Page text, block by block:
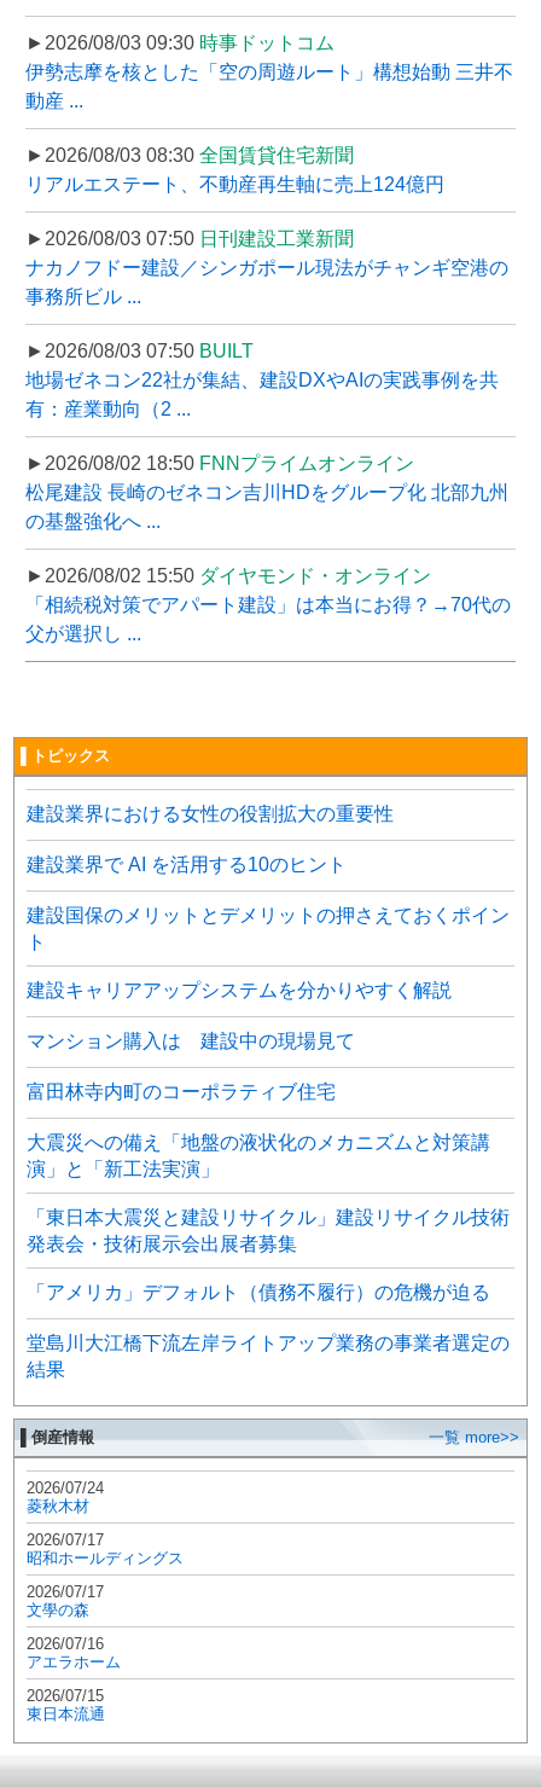
►2026/08/03 09:30 時事ドットコム
伊勢志摩を核とした「空の周遊ルート」構想始動 三井不
動産 ...
►2026/08/03 08:30 全国賃貸住宅新聞
リアルエステート、不動産再生軸に売上124億円
►2026/08/03 07:50 日刊建設工業新聞
ナカノフドー建設／シンガポール現法がチャンギ空港の
事務所ビル ...
►2026/08/03 07:50 BUILT
地場ゼネコン22社が集結、建設DXやAIの実践事例を共
有：産業動向（2 ...
►2026/08/02 18:50 FNNプライムオンライン
松尾建設 長崎のゼネコン吉川HDをグループ化 北部九州
の基盤強化へ ...
►2026/08/02 15:50 ダイヤモンド・オンライン
「相続税対策でアパート建設」は本当にお得？→70代の
父が選択し ...
▌トピックス
建設業界における女性の役割拡大の重要性
建設業界で AI を活用する10のヒント
建設国保のメリットとデメリットの押さえておくポイン
ト
建設キャリアアップシステムを分かりやすく解説
マンション購入は 建設中の現場見て
富田林寺内町のコーポラティブ住宅
大震災への備え「地盤の液状化のメカニズムと対策講
演」と「新工法実演」
「東日本大震災と建設リサイクル」建設リサイクル技術
発表会・技術展示会出展者募集
「アメリカ」デフォルト（債務不履行）の危機が迫る
堂島川大江橋下流左岸ライトアップ業務の事業者選定の
結果
▌倒産情報 一覧 more>>
2026/07/24
菱秋木材
2026/07/17
昭和ホールディングス
2026/07/17
文學の森
2026/07/16
アエラホーム
2026/07/15
東日本流通